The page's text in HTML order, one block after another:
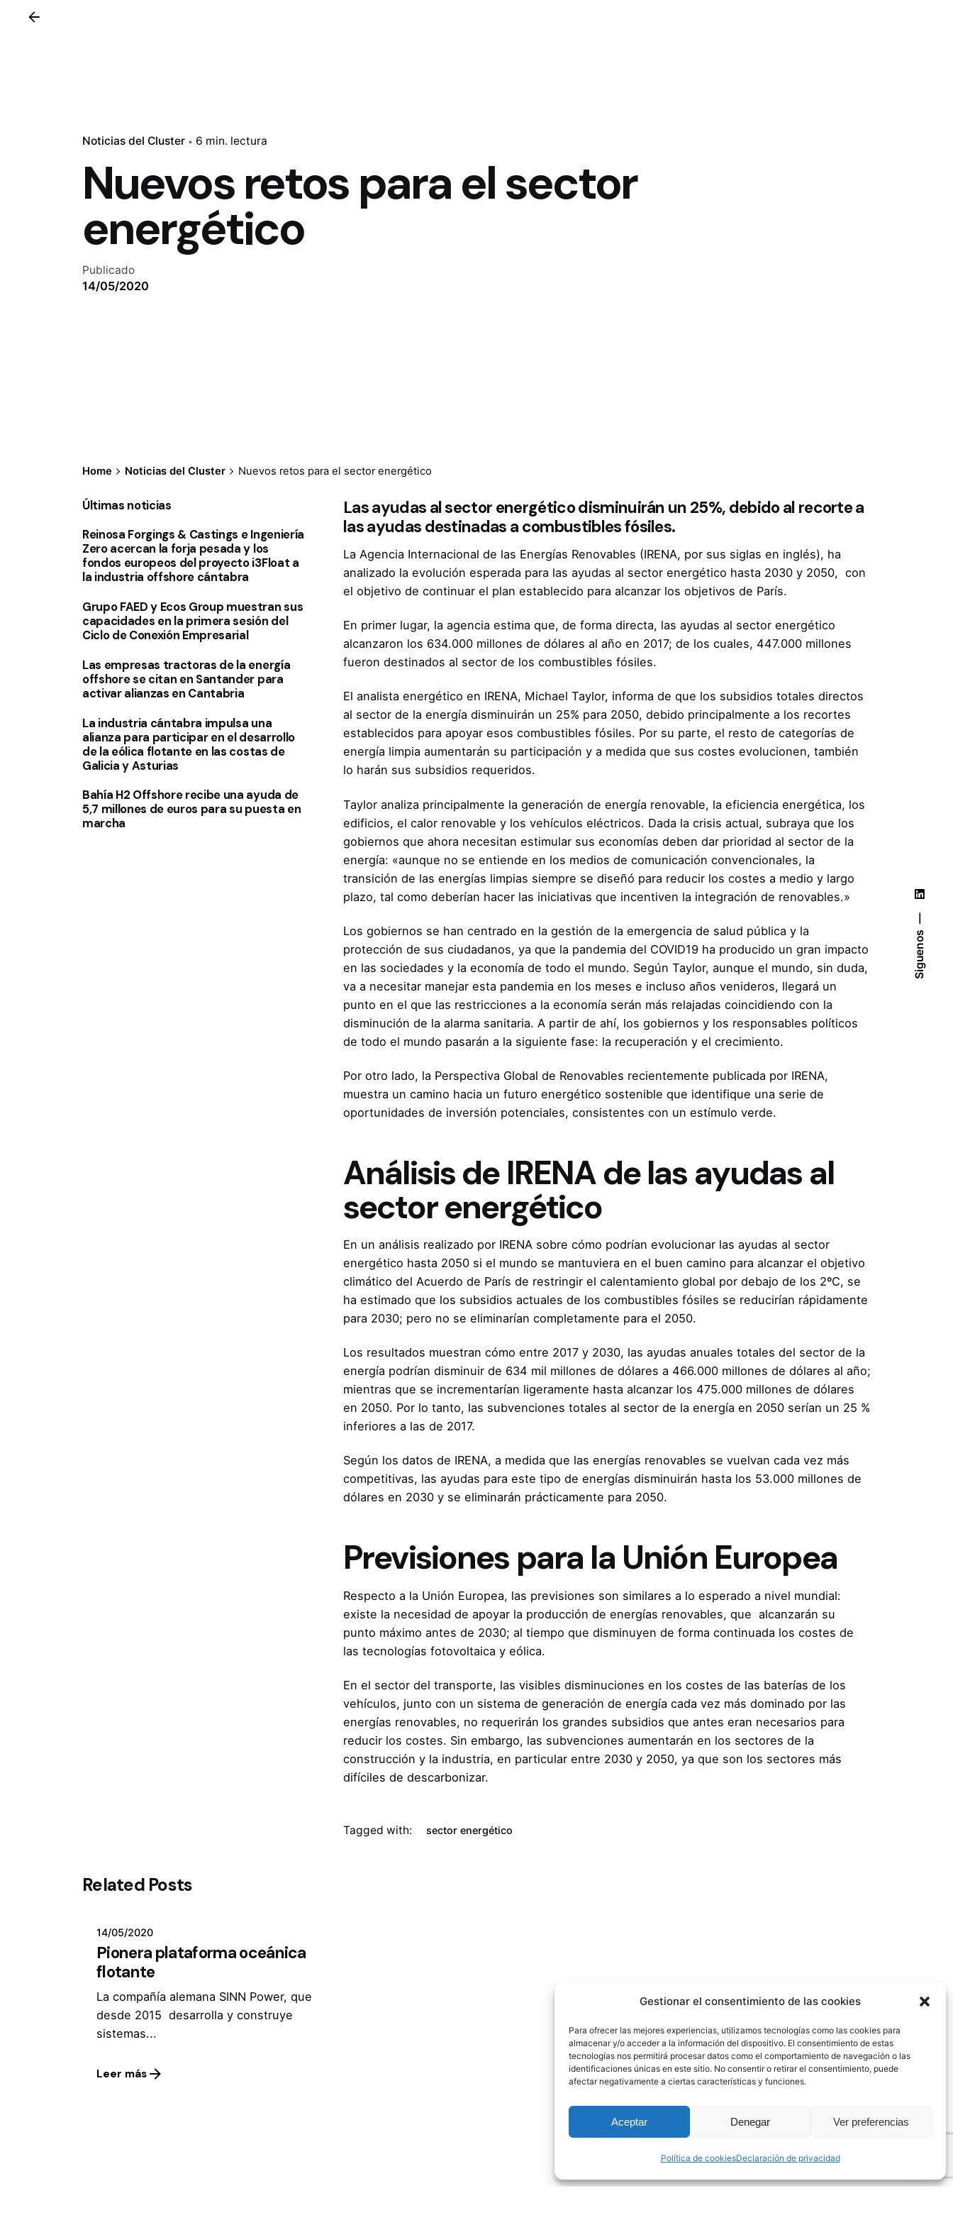
Gestionar el consentimiento de las cookies
Para ofrecer las mejores experiencias, utilizamos tecnologías como las cookies para
almacenar y/o acceder a la información del dispositivo. El consentimiento de estas
tecnologías nos permitirá procesar datos como el comportamiento de navegación o las
identificaciones únicas en este sitio. No consentir o retirar el consentimiento, puede
afectar negativamente a ciertas características y funciones.
Aceptar Denegar Ver preferencias
Política de cookiesDeclaración de privacidad
Siguenos
Noticias del Cluster 6 min. lectura
Nuevos retos para el sector
energético
Publicado
14/05/2020
Home Noticias del Cluster Nuevos retos para el sector energético
Últimas noticias
Reinosa Forgings & Castings e Ingeniería
Zero acercan la forja pesada y los
fondos europeos del proyecto i3Float a
la industria offshore cántabra
Grupo FAED y Ecos Group muestran sus
capacidades en la primera sesión del
Ciclo de Conexión Empresarial
Las empresas tractoras de la energía
offshore se citan en Santander para
activar alianzas en Cantabria
La industria cántabra impulsa una
alianza para participar en el desarrollo
de la eólica flotante en las costas de
Galicia y Asturias
Bahía H2 Offshore recibe una ayuda de
5,7 millones de euros para su puesta en
marcha
Las ayudas al sector energético disminuirán un 25%, debido al recorte a
las ayudas destinadas a combustibles fósiles.
La Agencia Internacional de las Energías Renovables (IRENA, por sus siglas en inglés), ha
analizado la evolución esperada para las ayudas al sector energético hasta 2030 y 2050, con
el objetivo de continuar el plan establecido para alcanzar los objetivos de París.
En primer lugar, la agencia estima que, de forma directa, las ayudas al sector energético
alcanzaron los 634.000 millones de dólares al año en 2017; de los cuales, 447.000 millones
fueron destinados al sector de los combustibles fósiles.
El analista energético en IRENA, Michael Taylor, informa de que los subsidios totales directos
al sector de la energía disminuirán un 25% para 2050, debido principalmente a los recortes
establecidos para apoyar esos combustibles fósiles. Por su parte, el resto de categorías de
energía limpia aumentarán su participación y a medida que sus costes evolucionen, también
lo harán sus subsidios requeridos.
Taylor analiza principalmente la generación de energía renovable, la eficiencia energética, los
edificios, el calor renovable y los vehículos eléctricos. Dada la crisis actual, subraya que los
gobiernos que ahora necesitan estimular sus economías deben dar prioridad al sector de la
energía: «aunque no se entiende en los medios de comunicación convencionales, la
transición de las energías limpias siempre se diseñó para reducir los costes a medio y largo
plazo, tal como deberían hacer las iniciativas que incentiven la integración de renovables.»
Los gobiernos se han centrado en la gestión de la emergencia de salud pública y la
protección de sus ciudadanos, ya que la pandemia del COVID19 ha producido un gran impacto
en las sociedades y la economía de todo el mundo. Según Taylor, aunque el mundo, sin duda,
va a necesitar manejar esta pandemia en los meses e incluso años venideros, llegará un
punto en el que las restricciones a la economía serán más relajadas coincidiendo con la
disminución de la alarma sanitaria. A partir de ahí, los gobiernos y los responsables políticos
de todo el mundo pasarán a la siguiente fase: la recuperación y el crecimiento.
Por otro lado, la Perspectiva Global de Renovables recientemente publicada por IRENA,
muestra un camino hacia un futuro energético sostenible que identifique una serie de
oportunidades de inversión potenciales, consistentes con un estímulo verde.
Análisis de IRENA de las ayudas al
sector energético
En un análisis realizado por IRENA sobre cómo podrían evolucionar las ayudas al sector
energético hasta 2050 si el mundo se mantuviera en el buen camino para alcanzar el objetivo
climático del Acuerdo de París de restringir el calentamiento global por debajo de los 2ºC, se
ha estimado que los subsidios actuales de los combustibles fósiles se reducirían rápidamente
para 2030; pero no se eliminarían completamente para el 2050.
Los resultados muestran cómo entre 2017 y 2030, las ayudas anuales totales del sector de la
energía podrían disminuir de 634 mil millones de dólares a 466.000 millones de dólares al año;
mientras que se incrementarían ligeramente hasta alcanzar los 475.000 millones de dólares
en 2050. Por lo tanto, las subvenciones totales al sector de la energía en 2050 serían un 25 %
inferiores a las de 2017.
Según los datos de IRENA, a medida que las energías renovables se vuelvan cada vez más
competitivas, las ayudas para este tipo de energías disminuirán hasta los 53.000 millones de
dólares en 2030 y se eliminarán prácticamente para 2050.
Previsiones para la Unión Europea
Respecto a la Unión Europea, las previsiones son similares a lo esperado a nivel mundial:
existe la necesidad de apoyar la producción de energías renovables, que alcanzarán su
punto máximo antes de 2030; al tiempo que disminuyen de forma continuada los costes de
las tecnologías fotovoltaica y eólica.
En el sector del transporte, las visibles disminuciones en los costes de las baterías de los
vehículos, junto con un sistema de generación de energía cada vez más dominado por las
energías renovables, no requerirán los grandes subsidios que antes eran necesarios para
reducir los costes. Sin embargo, las subvenciones aumentarán en los sectores de la
construcción y la industria, en particular entre 2030 y 2050, ya que son los sectores más
difíciles de descarbonizar.
Tagged with: sector energético
Siguiente
plataforma eólica flotante
Related Posts
14/05/2020
Pionera plataforma oceánica
flotante
La compañía alemana SINN Power, que
desde 2015 desarrolla y construye
sistemas...
Leer más